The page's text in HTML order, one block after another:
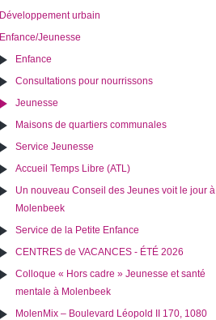
Développement urbain
Enfance/Jeunesse
Enfance
Consultations pour nourrissons
Jeunesse
Maisons de quartiers communales
Service Jeunesse
Accueil Temps Libre (ATL)
Un nouveau Conseil des Jeunes voit le jour à
Molenbeek
Service de la Petite Enfance
CENTRES de VACANCES - ÉTÉ 2026
Colloque « Hors cadre » Jeunesse et santé
mentale à Molenbeek
MolenMix – Boulevard Léopold II 170, 1080